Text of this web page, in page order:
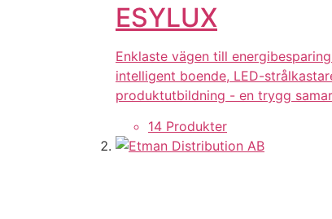
ESYLUX
Enklaste vägen till
intelligent boende, LED-
produktutbildning - en trygg
14 Produkter